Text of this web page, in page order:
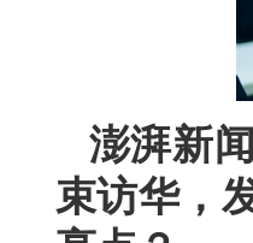
澎湃新
束访华，